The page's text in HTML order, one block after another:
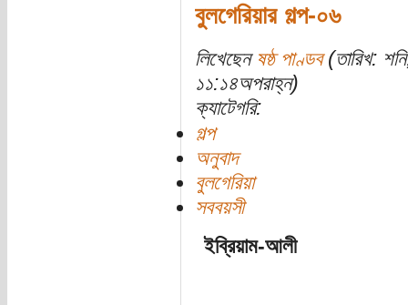
বুলগেরিয়ার গল্প-০৬
লিখেছেন ষষ্ঠ পাণ্ডব(তারিখ:
১১:১৪অপরাহ্ন)
ক্যাটেগরি:
গল্প
অনুবাদ
বুলগেরিয়া
সববয়সী
ইব্রিয়াম-আলী